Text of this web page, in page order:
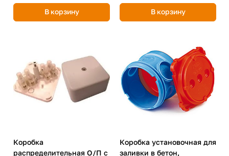
В корзину
В корзину
Коробка
распределительная О/П с
Коробка установочная для
заливки в бетон,